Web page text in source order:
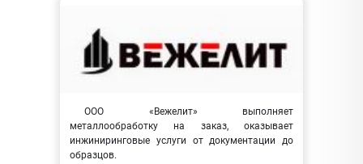
ООО «Вежелит» выполняет
металлообработку на заказ, оказывает
инжиниринговые услуги от документации до
образцов.